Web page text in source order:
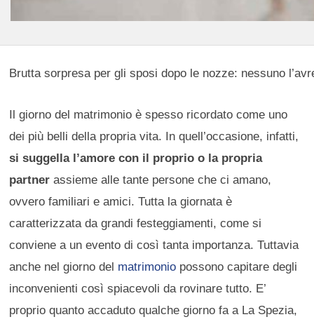
Brutta sorpresa per gli sposi dopo le nozze: nessuno
Il giorno del matrimonio è spesso ricordato come uno
dei più belli della propria vita. In quell’occasione, infatti,
si suggella l’amore con il proprio o la propria
partner assieme alle tante persone che ci amano,
ovvero familiari e amici. Tutta la giornata è
caratterizzata da grandi festeggiamenti, come si
conviene a un evento di così tanta importanza. Tuttavia
anche nel giorno del matrimonio possono capitare degli
inconvenienti così spiacevoli da rovinare tutto. E’
proprio quanto accaduto qualche giorno fa a La Spezia,